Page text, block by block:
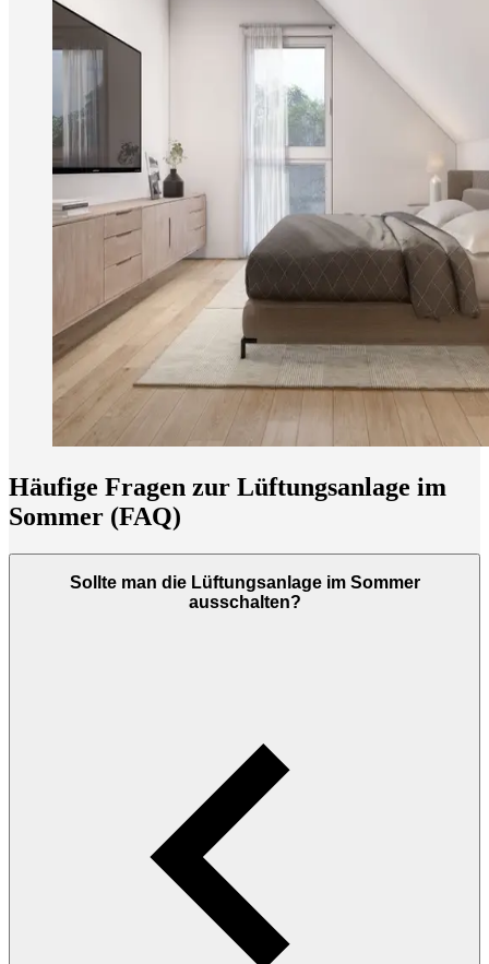
Häufige Fragen zur Lüftungsanlage im
Sommer (FAQ)
Sollte man die Lüftungsanlage im Sommer
ausschalten?